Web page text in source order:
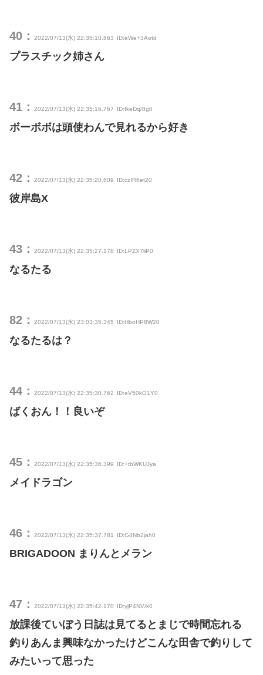
40： 2022/07/13(水) 22:35:10.863 ID:eWe+3Aotd
プラスチック姉さん
41： 2022/07/13(水) 22:35:16.767 ID:fkeDq/8g0
ボーボボは頭使わんで見れるから好き
42： 2022/07/13(水) 22:35:20.609 ID:czIR6et20
彼岸島X
43： 2022/07/13(水) 22:35:27.178 ID:LPZX7liP0
なるたる
82： 2022/07/13(水) 23:03:35.345 ID:HboHP8W20
なるたるは？
44： 2022/07/13(水) 22:35:30.762 ID:eV50kG1Y0
ばくおん！！良いぞ
45： 2022/07/13(水) 22:35:36.399 ID:+tbWKUJya
メイドラゴン
46： 2022/07/13(水) 22:35:37.781 ID:G4Nb2jah0
BRIGADOON まりんとメラン
47： 2022/07/13(水) 22:35:42.170 ID:yjP4NV/k0
放課後ていぼう日誌は見てるとまじで時間忘れる
釣りあんま興味なかったけどこんな田舎で釣りして
みたいって思った